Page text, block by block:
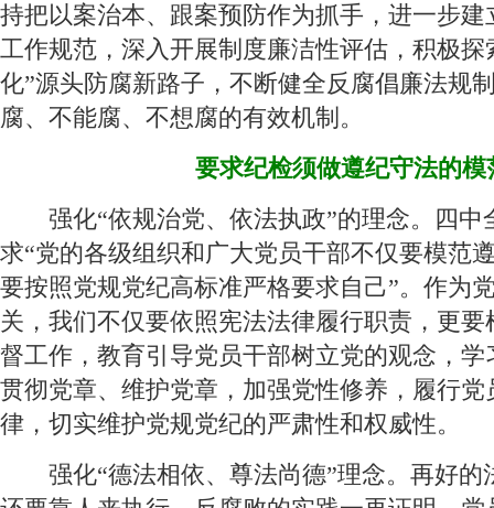
持把以案治本、跟案预防作为抓手，进一步
工作规范，深入开展制度廉洁性评估，积极探
化”源头防腐新路子，不断健全反腐倡廉法规
腐、不能腐、不想腐的有效机制。
要求纪检须做遵纪守法的模
强化“依规治党、依法执政”的理念。四中
求“党的各级组织和广大党员干部不仅要模范
要按照党规党纪高标准严格要求自己”。作为
关，我们不仅要依照宪法法律履行职责，更
督工作，教育引导党员干部树立党的观念，
贯彻党章、维护党章，加强党性修养，履行
律，切实维护党规党纪的严肃性和权威性。
强化“德法相依、尊法尚德”理念。再好的